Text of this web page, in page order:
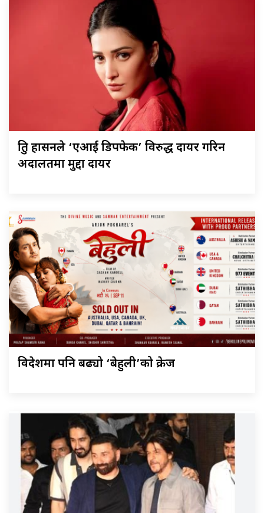
श्रुति हासनले ‘एआई डिपफेक’ विरुद्ध दायर गरिन
अदालतमा मुद्दा दायर
विदेशमा पनि बढ्यो ‘बेहुली’को क्रेज